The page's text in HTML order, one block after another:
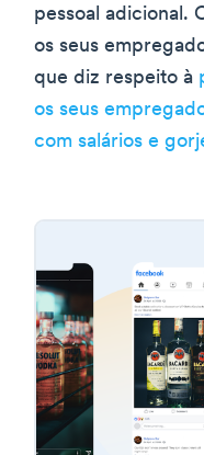
pessoal adicional.
os seus
que diz respeito à
os seus
com salários e